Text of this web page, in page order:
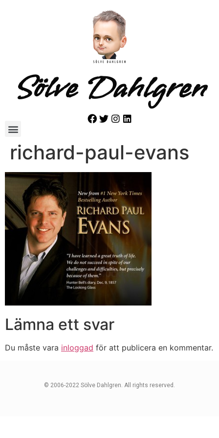
Sölve Dahlgren
richard-paul-evans
Lämna ett svar
Du måste vara inloggad för att publicera en kommentar.
© 2006-2022 Sölve Dahlgren. All rights reserved.